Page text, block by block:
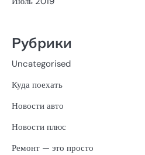
Рубрики
Uncategorised
Куда поехать
Новости авто
Новости плюс
Ремонт — это просто